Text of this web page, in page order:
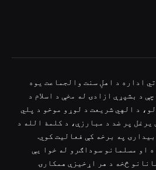
اداره د اهلِ سنت والجماعت یوه
د بشپړې ازادۍ له مخې د اسلام د
د الهي شریعت د لوړو موخو د پلي
پر ضد د مبارزې، د کلمۀ الله د
په برخه کې فعالیت کوي.
او مسلمانو سوداګرو له خوا یې
څخه د هر اړخیزې همکارۍ